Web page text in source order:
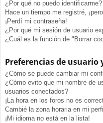
¿Por qué no puedo identificarme?
Hace un tiempo me registré,
¡Perdí mi contraseña!
¿Por qué mi sesión de usuario
¿Cuál es la función de "Borrar
Preferencias de usuario
¿Cómo se puede cambiar mi
¿Cómo evito que mi nombre de
usuarios conectados?
¡La hora en los foros no es
Cambié la zona horaria en mi
¡Mi idioma no está en la lista!